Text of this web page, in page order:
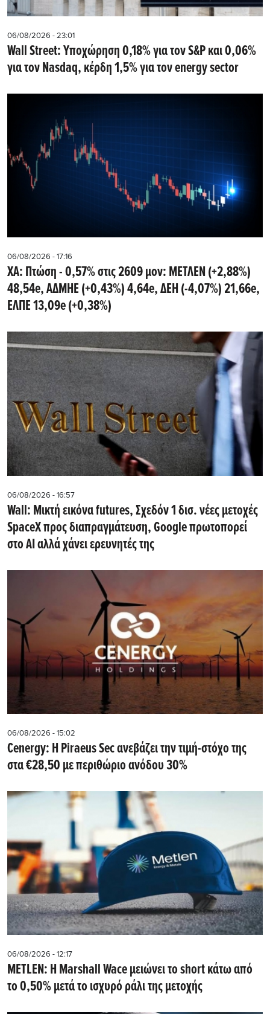
06/08/2026 - 23:01
Wall Street: Υποχώρηση 0,18% για τον S&P και 0,06%
για τον Nasdaq, κέρδη 1,5% για τον energy sector
06/08/2026 - 17:16
ΧΑ: Πτώση - 0,57% στις 2609 μον: ΜΕΤΛΕΝ (+2,88%)
48,54e, ΑΔΜΗΕ (+0,43%) 4,64e, ΔΕΗ (-4,07%) 21,66e,
ΕΛΠΕ 13,09e (+0,38%)
06/08/2026 - 16:57
Wall: Μικτή εικόνα futures, Σχεδόν 1 δισ. νέες μετοχές
SpaceX προς διαπραγμάτευση, Google πρωτοπορεί
στο AI αλλά χάνει ερευνητές της
06/08/2026 - 15:02
Cenergy: Η Piraeus Sec ανεβάζει την τιμή-στόχο της
στα €28,50 με περιθώριο ανόδου 30%
06/08/2026 - 12:17
METLEN: Η Marshall Wace μειώνει το short κάτω από
το 0,50% μετά το ισχυρό ράλι της μετοχής